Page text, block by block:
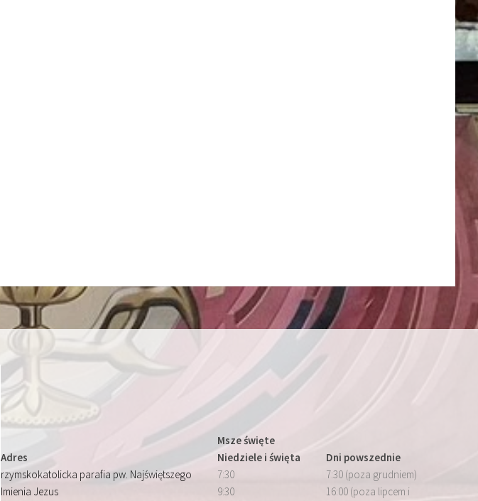
Adres
rzymskokatolicka parafia pw. Najświętszego
Imienia Jezus
Msze święte
Niedziele i święta
7:30
9:30
Dni powszednie
7:30 (poza grudniem)
16:00 (poza lipcem i